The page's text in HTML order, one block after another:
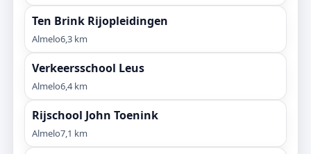
Ten Brink Rijopleidingen
Almelo6,3 km
Verkeersschool Leus
Almelo6,4 km
Rijschool John Toenink
Almelo7,1 km